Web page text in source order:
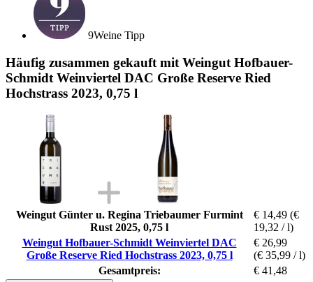
9Weine Tipp
Häufig zusammen gekauft mit Weingut Hofbauer-
Schmidt Weinviertel DAC Große Reserve Ried
Hochstrass 2023, 0,75 l
Weingut Günter u. Regina Triebaumer Furmint
Rust 2025, 0,75 l
€ 14,49 (€
19,32 / l)
Weingut Hofbauer-Schmidt Weinviertel DAC
Große Reserve Ried Hochstrass 2023, 0,75 l
€ 26,99
(€ 35,99 / l)
Gesamtpreis:
€ 41,48